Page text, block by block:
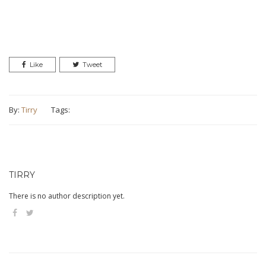
Like Tweet
By: Tirry Tags:
TIRRY
There is no author description yet.